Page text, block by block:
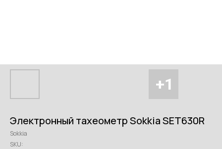
Электронный тахеометр Sokkia SET630R
Sokkia
SKU: